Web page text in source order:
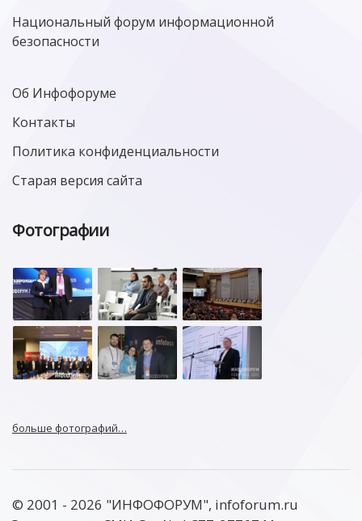
Национальный форум информационной
безопасности
Об Инфофоруме
Контакты
Политика конфиденциальности
Старая версия сайта
Фотографии
больше фотографий…
© 2001 - 2026 "ИНФОФОРУМ", infoforum.ru